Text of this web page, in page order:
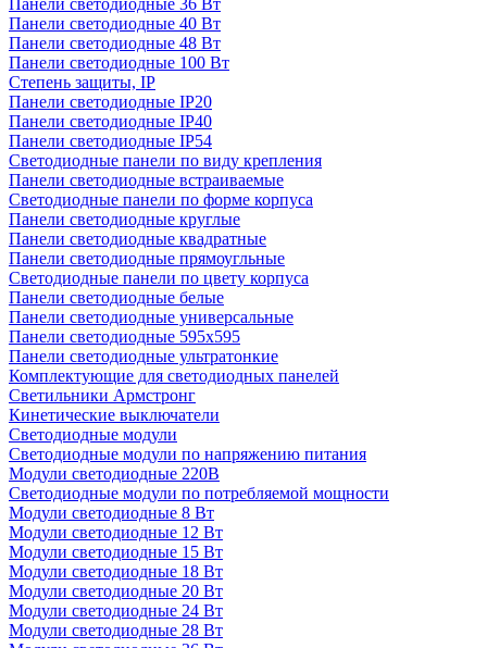
Панели светодиодные 36 Вт
Панели светодиодные 40 Вт
Панели светодиодные 48 Вт
Панели светодиодные 100 Вт
Степень защиты, IP
Панели светодиодные IP20
Панели светодиодные IP40
Панели светодиодные IP54
Светодиодные панели по виду крепления
Панели светодиодные встраиваемые
Светодиодные панели по форме корпуса
Панели светодиодные круглые
Панели светодиодные квадратные
Панели светодиодные прямоугльные
Светодиодные панели по цвету корпуса
Панели светодиодные белые
Панели светодиодные универсальные
Панели светодиодные 595х595
Панели светодиодные ультратонкие
Комплектующие для светодиодных панелей
Светильники Армстронг
Кинетические выключатели
Светодиодные модули
Светодиодные модули по напряжению питания
Модули светодиодные 220В
Светодиодные модули по потребляемой мощности
Модули светодиодные 8 Вт
Модули светодиодные 12 Вт
Модули светодиодные 15 Вт
Модули светодиодные 18 Вт
Модули светодиодные 20 Вт
Модули светодиодные 24 Вт
Модули светодиодные 28 Вт